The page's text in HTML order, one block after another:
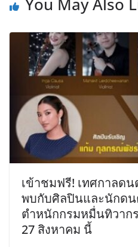
เข้าชมฟรี! เทศกาลด
พบกับศิลปินและนักดน
ตำหนักกรมหมื่นทิวาก
27 สิงหาคม นี้